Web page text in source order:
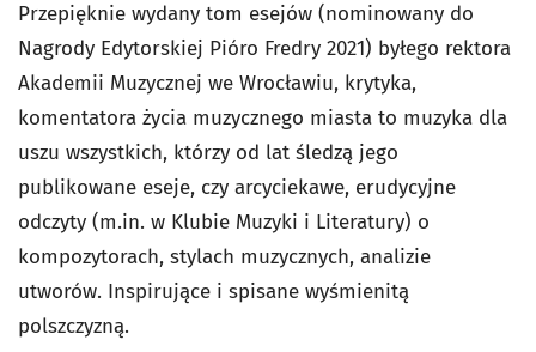
Przepięknie wydany tom esejów (nominowany do
Nagrody Edytorskiej Pióro Fredry 2021) byłego rektora
Akademii Muzycznej we Wrocławiu, krytyka,
komentatora życia muzycznego miasta to muzyka dla
uszu wszystkich, którzy od lat śledzą jego
publikowane eseje, czy arcyciekawe, erudycyjne
odczyty (m.in. w Klubie Muzyki i Literatury) o
kompozytorach, stylach muzycznych, analizie
utworów. Inspirujące i spisane wyśmienitą
polszczyzną.